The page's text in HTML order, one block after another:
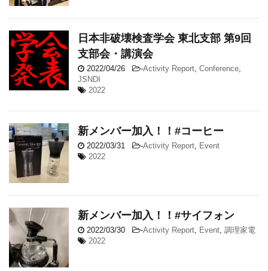
日本非破壊検査学会 東北支部 第9回
支部会・講演会
2022/04/26 -Activity Report, Conference,
JSNDI
2022
新メンバー加入！！#コーヒー
2022/03/31 -Activity Report, Event
2022
新メンバー加入！！#サイフォン
2022/03/30 -Activity Report, Event, 調理家電
2022